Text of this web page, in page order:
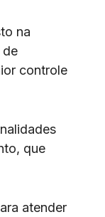
na
de
controle
que
atender